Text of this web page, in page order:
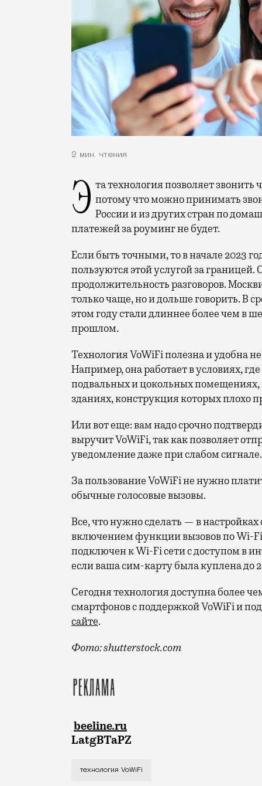
2 мин. чтения
Эта технология позволяет звонить через Wi-Fi сети. Удобно и экономит деньги, потому что можно принимать
России и из других стран по
платежей за роуминг не будет.
Если быть точными, то в начале 2023
пользуются этой услугой за границей.
продолжительность разговоров.
только чаще, но и дольше говорить. В
этом году стали длиннее более чем в
прошлом.
Технология VoWiFi полезна и удобна
Например, она работает в условиях,
подвальных и цокольных помещениях,
зданиях, конструкция которых плохо
Или вот еще: вам надо срочно
выручит VoWiFi, так как позволяет
уведомление даже при слабом сигнале.
За пользование VoWiFi не нужно
обычные голосовые вызовы.
Все, что нужно сделать — в
включением функции вызовов по Wi-
подключен к Wi-Fi сети с доступом в
если ваша сим-карту была куплена до
Сегодня технология доступна более
смартфонов с поддержкой VoWiFi и
сайте.
Фото: shutterstock.com
beeline.ru
LatgBTaPZ
технология VoWiFi